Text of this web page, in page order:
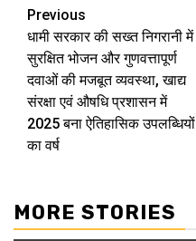
Post
navigation
Previous
धामी सरकार की सख्त निगरानी में
सुरक्षित भोजन और गुणवत्तापूर्ण
दवाओं की मजबूत व्यवस्था, खाद्य
संरक्षा एवं औषधि प्रशासन में
2025 बना ऐतिहासिक उपलब्धियों
का वर्ष
MORE STORIES